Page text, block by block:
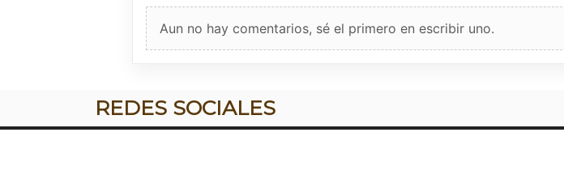
Aun no hay comentarios, sé el primero en escribir uno.
REDES SOCIALES